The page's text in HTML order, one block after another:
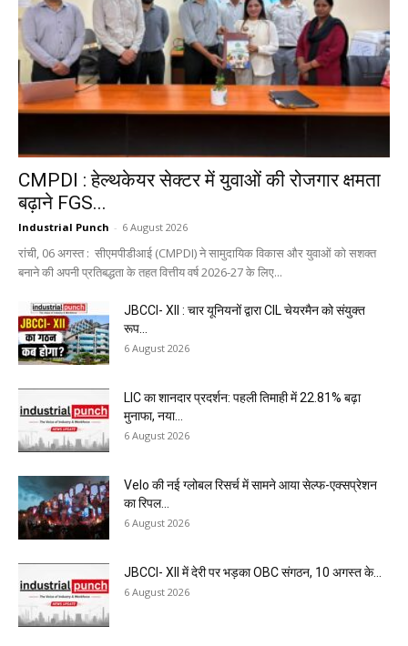
CMPDI : हेल्थकेयर सेक्टर में युवाओं की रोजगार क्षमता
बढ़ाने FGS...
Industrial Punch - 6 August 2026
रांची, 06 अगस्त : सीएमपीडीआई (CMPDI) ने सामुदायिक विकास और युवाओं को सशक्त
बनाने की अपनी प्रतिबद्धता के तहत वित्तीय वर्ष 2026-27 के लिए...
JBCCI- XII : चार यूनियनों द्वारा CIL चेयरमैन को संयुक्त
रूप...
6 August 2026
LIC का शानदार प्रदर्शन: पहली तिमाही में 22.81% बढ़ा
मुनाफा, नया...
6 August 2026
Velo की नई ग्लोबल रिसर्च में सामने आया सेल्फ-एक्सप्रेशन
का रिपल...
6 August 2026
JBCCI- XII में देरी पर भड़का OBC संगठन, 10 अगस्त के...
6 August 2026